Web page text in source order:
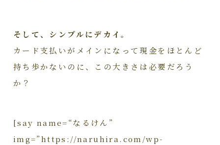
そして、シンプルにデカイ。
カード支払いがメインになって現金をほとんど
持ち歩かないのに、この大きさは必要だろう
か？
[say name=“なるけん”
img=”https://naruhira.com/wp-